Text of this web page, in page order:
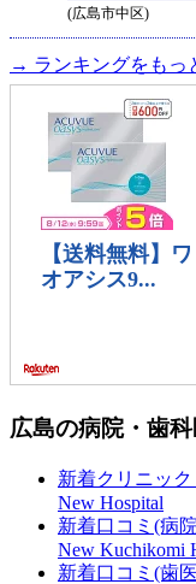
(広島市中区)
→ ランキングをもっ
広島の病院・歯
新着クリニッ
New Hospital
新着口コミ(病
New Kuchikomi
新着口コミ(歯